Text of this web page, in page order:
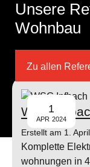
Unsere
Wohnbau
Zu allen
1
APR 2024
WSG
Erstellt am 1.
Komplette
wohnungen in